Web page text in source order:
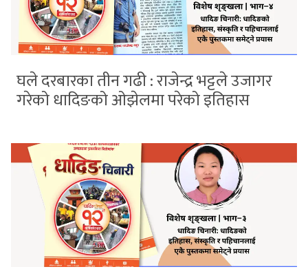
घले दरबारका तीन गढी : राजेन्द्र भट्टले उजागर
गरेको धादिङको ओझेलमा परेको इतिहास